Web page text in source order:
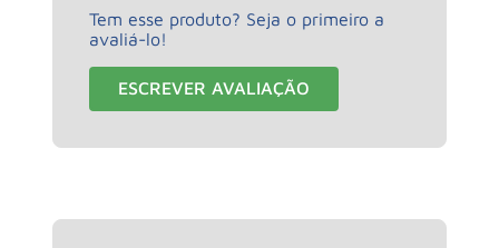
Tem esse produto? Seja o primeiro a
avaliá-lo!
ESCREVER AVALIAÇÃO